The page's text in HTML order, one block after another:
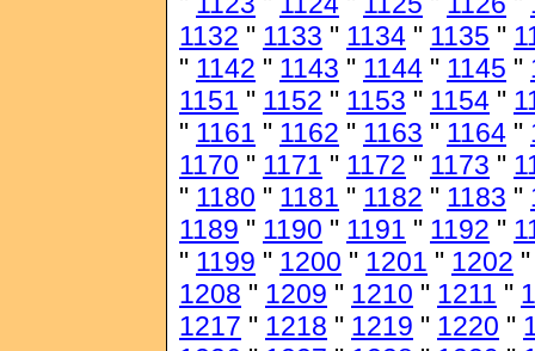
1132 " 1133 " 1134 " 1135 "
" 1142 " 1143 " 1144 " 1145 "
1151 " 1152 " 1153 " 1154 "
" 1161 " 1162 " 1163 " 1164 "
1170 " 1171 " 1172 " 1173 "
" 1180 " 1181 " 1182 " 1183 "
1189 " 1190 " 1191 " 1192 "
" 1199 " 1200 " 1201 " 1202
1208 " 1209 " 1210 " 1211 "
1217 " 1218 " 1219 " 1220 "